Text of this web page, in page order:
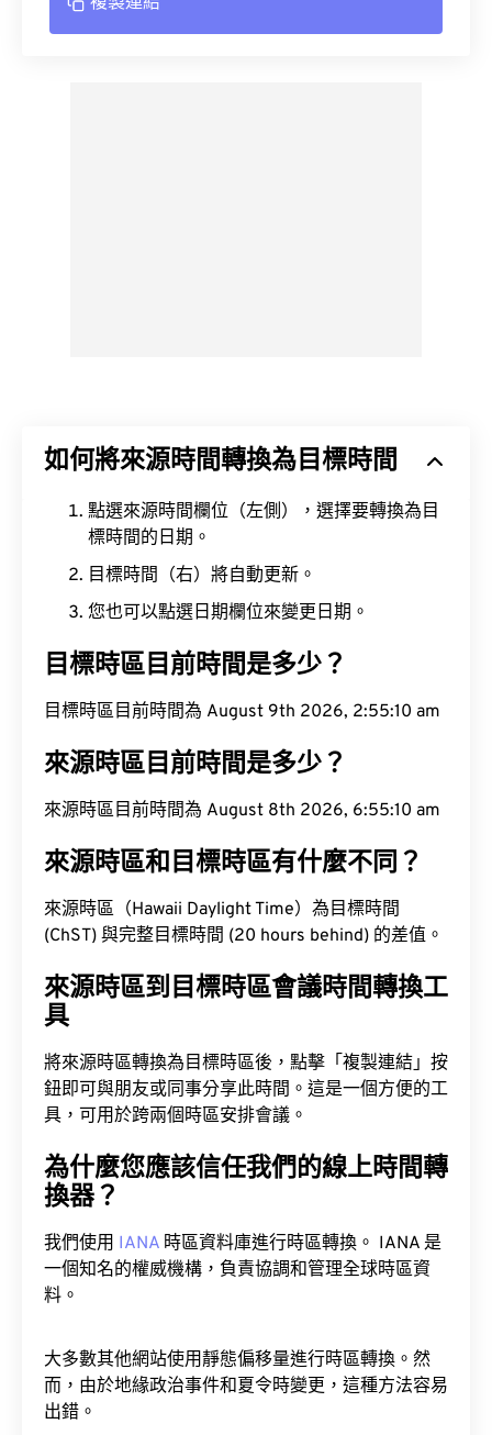
如何將來源時間轉換為目標時間
點選來源時間欄位（左側），選擇要轉換為目
標時間的日期。
目標時間（右）將自動更新。
您也可以點選日期欄位來變更日期。
目標時區目前時間是多少？
目標時區目前時間為 August 9th 2026, 2:55:11 am
來源時區目前時間是多少？
來源時區目前時間為 August 8th 2026, 6:55:11 am
來源時區和目標時區有什麼不同？
來源時區（Hawaii Daylight Time）為目標時間
(ChST) 與完整目標時間 (20 hours behind) 的差值。
來源時區到目標時區會議時間轉換工
具
將來源時區轉換為目標時區後，點擊「複製連結」按
鈕即可與朋友或同事分享此時間。這是一個方便的工
具，可用於跨兩個時區安排會議。
為什麼您應該信任我們的線上時間轉
換器？
我們使用 IANA 時區資料庫進行時區轉換。 IANA 是
一個知名的權威機構，負責協調和管理全球時區資
料。
大多數其他網站使用靜態偏移量進行時區轉換。然
而，由於地緣政治事件和夏令時變更，這種方法容易
出錯。